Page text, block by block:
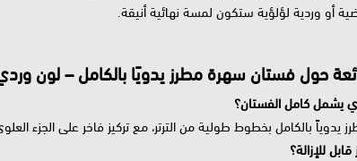
أو وردية لؤلؤية ستكون لمسة نهائية أنيقة.
حول فستان سهرة مطرز يدويًا بالكامل – لون
يشمل كامل الفستان؟
يدوياً بالكامل بخطوط طولية من الترتر، مع تركيز فاخر على الجزء
للإزالة؟